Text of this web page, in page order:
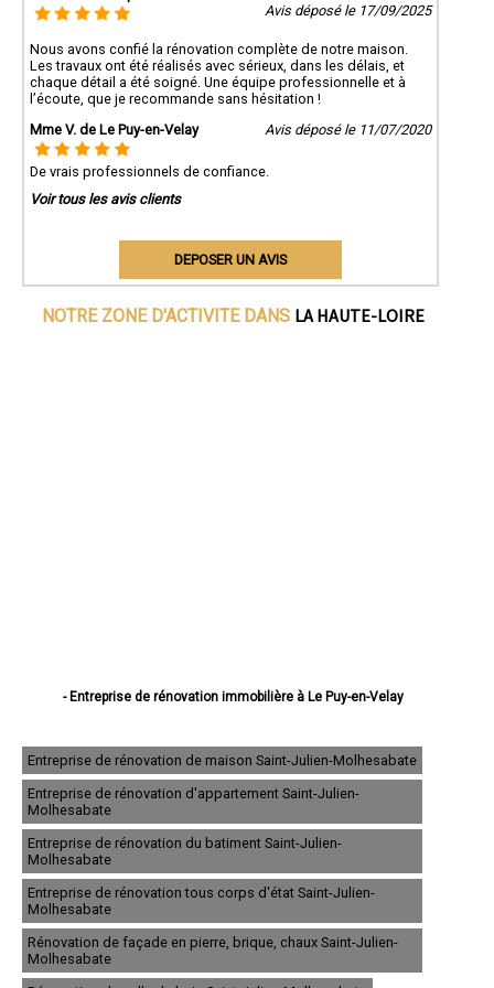
Avis déposé le 17/09/2025
Nous avons confié la rénovation complète de notre maison.
Les travaux ont été réalisés avec sérieux, dans les délais, et
chaque détail a été soigné. Une équipe professionnelle et à
l’écoute, que je recommande sans hésitation !
Mme V. de Le Puy-en-Velay
Avis déposé le 11/07/2020
De vrais professionnels de confiance.
Voir tous les avis clients
DEPOSER UN AVIS
NOTRE ZONE D'ACTIVITE DANS LA HAUTE-LOIRE
- Entreprise de rénovation immobilière à Le Puy-en-Velay
- Entreprise de rénovation immobilière à Brioude
- Entreprise de rénovation immobilière à Sainte-Sigolène
- Entreprise de rénovation immobilière à Aurec-sur-Loire
- Entreprise de rénovation immobilière à Saint-Just-Malmont
- Entreprise de rénovation immobilière à Brives-Charensac
- Entreprise de rénovation immobilière à Langeac
- Entreprise de rénovation immobilière à Bas-en-Basset
- Entreprise de rénovation immobilière à Espaly-Saint-Marcel
- Entreprise de rénovation immobilière à Vals-près-le-Puy
- Entreprise de rénovation immobilière à Saint-Germain-Laprade
- Entreprise de rénovation immobilière à Tence
- Entreprise de rénovation immobilière à Saint-Didier-en-Velay
Entreprise de rénovation de maison Saint-Julien-Molhesabate
Entreprise de rénovation d'appartement Saint-Julien-
Molhesabate
Entreprise de rénovation du batiment Saint-Julien-
Molhesabate
Entreprise de rénovation tous corps d'état Saint-Julien-
Molhesabate
Rénovation de façade en pierre, brique, chaux Saint-Julien-
Molhesabate